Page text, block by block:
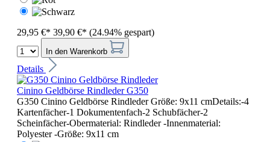
29,95 €* 39,90 €* (24.94% gespart)
In den Warenkorb
Details
Cinino Geldbörse Rindleder G350
G350 Cinino Geldbörse Rindleder Größe: 9x11 cmDetails:-4
Kartenfächer-1 Dokumentenfach-2 Schubfächer-2
Scheinfächer-Obermaterial: Rindleder -Innenmaterial:
Polyester -Größe: 9x11 cm